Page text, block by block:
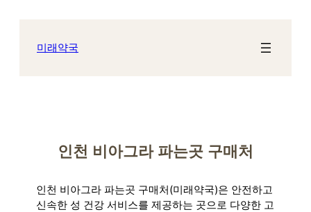
미래약국
인천 비아그라 파는곳 구매처
인천 비아그라 파는곳 구매처(미래약국)은 안전하고
신속한 성 건강 서비스를 제공하는 곳으로 다양한 고